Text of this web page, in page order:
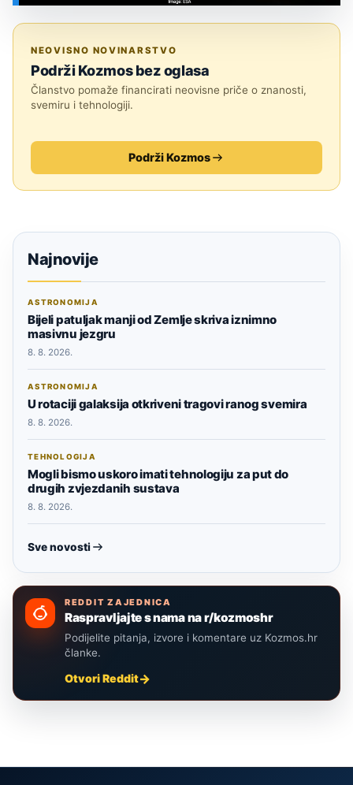
NEOVISNO NOVINARSTVO
Podrži Kozmos bez oglasa
Članstvo pomaže financirati neovisne priče o znanosti,
svemiru i tehnologiji.
Podrži Kozmos
Najnovije
ASTRONOMIJA
Bijeli patuljak manji od Zemlje skriva iznimno
masivnu jezgru
8. 8. 2026.
ASTRONOMIJA
U rotaciji galaksija otkriveni tragovi ranog svemira
8. 8. 2026.
TEHNOLOGIJA
Mogli bismo uskoro imati tehnologiju za put do
drugih zvjezdanih sustava
8. 8. 2026.
Sve novosti
REDDIT ZAJEDNICA
Raspravljajte s nama na r/kozmoshr
Podijelite pitanja, izvore i komentare uz Kozmos.hr
članke.
Otvori Reddit